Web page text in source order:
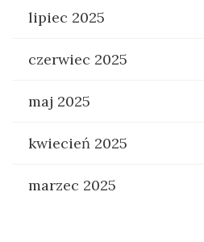
lipiec 2025
czerwiec 2025
maj 2025
kwiecień 2025
marzec 2025